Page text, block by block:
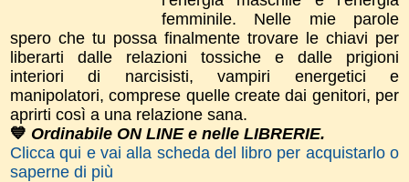
femminile. Nelle mie parole
spero che tu possa finalmente trovare le chiavi per
liberarti dalle relazioni tossiche e dalle prigioni
interiori di narcisisti, vampiri energetici e
manipolatori, comprese quelle create dai genitori, per
aprirti così a una relazione sana.
💙 Ordinabile ON LINE e nelle LIBRERIE.
Clicca qui e vai alla scheda del libro per acquistarlo o
saperne di più